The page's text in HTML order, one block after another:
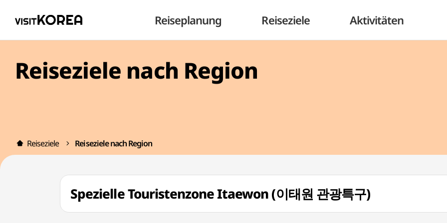
Reiseplanung Reiseziele Aktivitäten
Reiseziele nach Region
Reiseziele Reiseziele nach Region
Spezielle Touristenzone Itaewon (이태원 관광특구)